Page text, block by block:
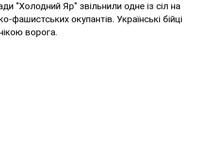
"Холодний Яр" звільнили одне із сіл на
фашистських окупантів. Українські бійці
ворога.